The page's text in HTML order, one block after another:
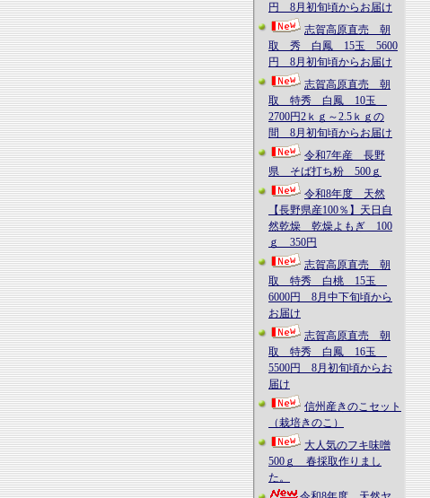
円 8月初旬頃からお届け
志賀高原直売 朝
取 秀 白鳳 15玉 5600
円 8月初旬頃からお届け
志賀高原直売 朝
取 特秀 白鳳 10玉
2700円2ｋｇ～2.5ｋｇの
間 8月初旬頃からお届け
令和7年産 長野
県 そば打ち粉 500ｇ
令和8年度 天然
【長野県産100％】天日自
然乾燥 乾燥よもぎ 100
ｇ 350円
志賀高原直売 朝
取 特秀 白桃 15玉
6000円 8月中下旬頃から
お届け
志賀高原直売 朝
取 特秀 白鳳 16玉
5500円 8月初旬頃からお
届け
信州産きのこセット
（栽培きのこ）
大人気のフキ味噌
500ｇ 春採取作りまし
た。